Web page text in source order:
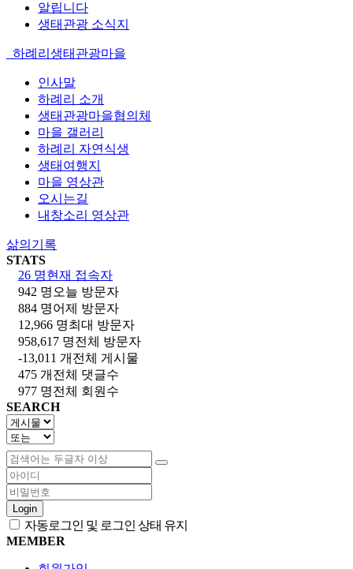
알립니다
생태관광 소식지
하례리생태관광마을
인사말
하례리 소개
생태관광마을협의체
마을 갤러리
하례리 자연식생
생태여행지
마을 영상관
오시는길
내창소리 영상관
삶의기록
STATS
26 명현재 접속자
942 명 오늘 방문자
884 명어제 방문자
12,966 명최대 방문자
958,617 명전체 방문자
-13,011 개 전체 게시물
475 개 전체 댓글수
977 명전체 회원수
SEARCH
Login
자동로그인 및 로그인 상태 유지
MEMBER